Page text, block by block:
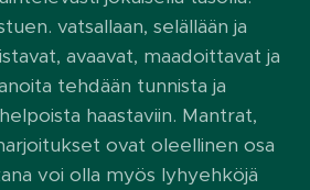
vatsallaan, selällään ja
avaavat, maadoittavat ja
tehdään tunnista ja
haastaviin. Mantrat,
ovat oleellinen osa
voi olla myös lyhyehköjä